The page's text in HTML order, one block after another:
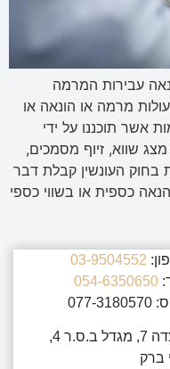
עבירות המרמה
מרמה או הונאה או
אשר תוכננו על ידי
שווא, זיוף מסמכים,
בחוק העונשין קבלת דבר
כספית או בשווי כספי
03-9504552
054-6350650
מצדה 7, מגדל ב.ס.ר 4,
ברק